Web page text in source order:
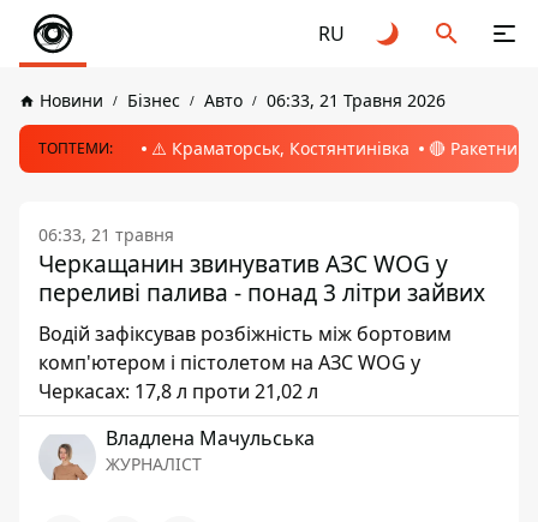
RU
Новини Бізнес Авто 06:33, 21 Травня 2026
ТОПТЕМИ: ⚠️ Краматорськ, Костянтинівка 🔴 Ракетний
06:33, 21 травня
Черкащанин звинуватив АЗС WOG у
переливі палива - понад 3 літри зайвих
Водій зафіксував розбіжність між бортовим
комп'ютером і пістолетом на АЗС WOG у
Черкасах: 17,8 л проти 21,02 л
Владлена Мачульська
ЖУРНАЛІСТ